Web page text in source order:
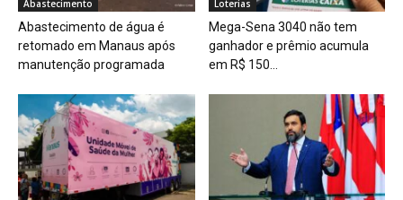
Abastecimento
Abastecimento de água é
retomado em Manaus após
manutenção programada
Loterias
Mega-Sena 3040 não tem
ganhador e prêmio acumula
em R$ 150...